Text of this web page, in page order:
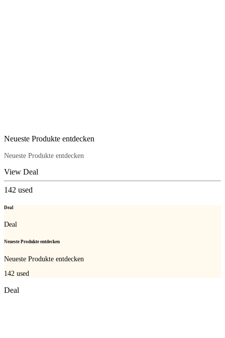
Neueste Produkte entdecken
Neueste Produkte entdecken
View Deal
142 used
Deal
Deal
Neueste Produkte entdecken
Neueste Produkte entdecken
142 used
Deal